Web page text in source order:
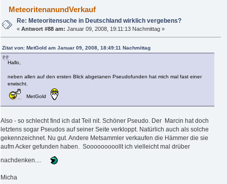
MeteoritenanundVerkauf
Re: Meteoritensuche in Deutschland wirklich vergebens?
«Antwort #88 am: Januar 09, 2008, 19:11:13 Nachmittag »
Zitat von: MetGold am Januar 09, 2008, 18:49:11 Nachmittag
Hallo,
neben allen auf den ersten Blick abgetanen Pseudofunden hat mich mal fast einer
erwischt.
MetGold
Also - so schlecht find ich dat Teil nit. Schöner Pseudo. Der Marcin hat doch
letztens sogar Pseudos auf seiner Seite verkloppt. Natürlich auch als solche
gekennzeichnet. Nu gut. Andere Metsammler verkaufen die Hämmer die sie
aufm Acker gefunden haben. Sooooooooollt ich vielleicht mal drüber
nachdenken....
Micha